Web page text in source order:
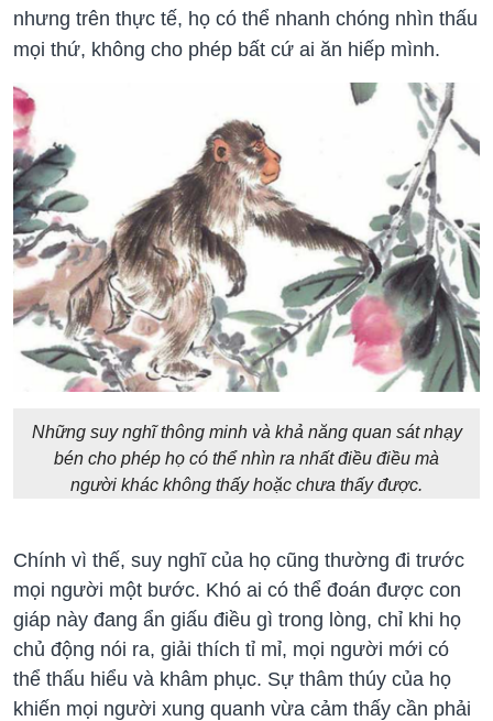
nhưng trên thực tế, họ có thể nhanh chóng nhìn thấu
mọi thứ, không cho phép bất cứ ai ăn hiếp mình.
Những suy nghĩ thông minh và khả năng quan sát nhạy
bén cho phép họ có thể nhìn ra nhất điều điều mà
người khác không thấy hoặc chưa thấy được.
Chính vì thế, suy nghĩ của họ cũng thường đi trước
mọi người một bước. Khó ai có thể đoán được con
giáp này đang ẩn giấu điều gì trong lòng, chỉ khi họ
chủ động nói ra, giải thích tỉ mỉ, mọi người mới có
thể thấu hiểu và khâm phục. Sự thâm thúy của họ
khiến mọi người xung quanh vừa cảm thấy cần phải